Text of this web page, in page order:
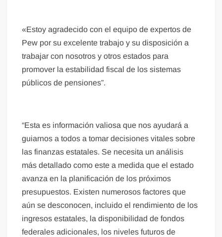
«Estoy agradecido con el equipo de expertos de
Pew por su excelente trabajo y su disposición a
trabajar con nosotros y otros estados para
promover la estabilidad fiscal de los sistemas
públicos de pensiones”.
“Esta es información valiosa que nos ayudará a
guiarnos a todos a tomar decisiones vitales sobre
las finanzas estatales. Se necesita un análisis
más detallado como este a medida que el estado
avanza en la planificación de los próximos
presupuestos. Existen numerosos factores que
aún se desconocen, incluido el rendimiento de los
ingresos estatales, la disponibilidad de fondos
federales adicionales, los niveles futuros de